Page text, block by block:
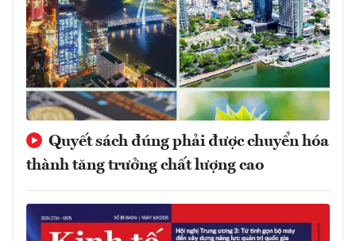
Quyết sách đúng phải được chuyển hóa
thành tăng trưởng chất lượng cao